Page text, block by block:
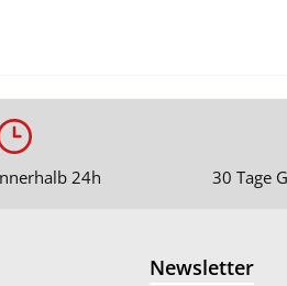
24h 30 Tage
Newsletter